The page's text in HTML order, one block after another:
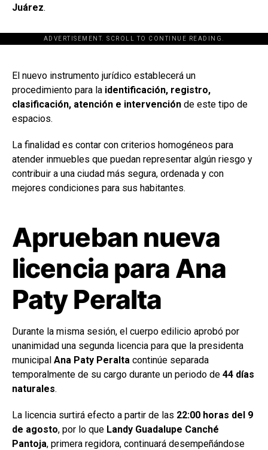
Juárez.
ADVERTISEMENT. SCROLL TO CONTINUE READING.
[adsforwp id="243463"]
El nuevo instrumento jurídico establecerá un
procedimiento para la identificación, registro,
clasificación, atención e intervención de este tipo de
espacios.
La finalidad es contar con criterios homogéneos para
atender inmuebles que puedan representar algún riesgo y
contribuir a una ciudad más segura, ordenada y con
mejores condiciones para sus habitantes.
Aprueban nueva
licencia para Ana
Paty Peralta
Durante la misma sesión, el cuerpo edilicio aprobó por
unanimidad una segunda licencia para que la presidenta
municipal Ana Paty Peralta continúe separada
temporalmente de su cargo durante un periodo de 44 días
naturales.
La licencia surtirá efecto a partir de las 22:00 horas del 9
de agosto, por lo que Landy Guadalupe Canché
Pantoja, primera regidora, continuará desempeñándose